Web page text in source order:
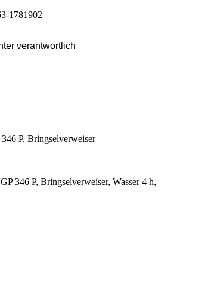
1781902
verantwortlich
P, Bringselverweiser
346 P, Bringselverweiser, Wasser 4 h,